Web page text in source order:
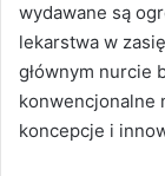
wydawane są
lekarstwa w
głównym nurcie
konwencjonalne
koncepcje i